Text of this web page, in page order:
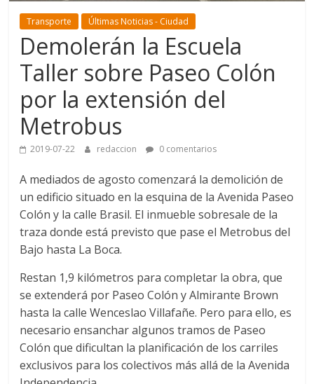
Transporte Últimas Noticias - Ciudad
Demolerán la Escuela
Taller sobre Paseo Colón
por la extensión del
Metrobus
2019-07-22 redaccion 0 comentarios
A mediados de agosto comenzará la demolición de
un edificio situado en la esquina de la Avenida Paseo
Colón y la calle Brasil. El inmueble sobresale de la
traza donde está previsto que pase el Metrobus del
Bajo hasta La Boca.
Restan 1,9 kilómetros para completar la obra, que
se extenderá por Paseo Colón y Almirante Brown
hasta la calle Wenceslao Villafañe. Pero para ello, es
necesario ensanchar algunos tramos de Paseo
Colón que dificultan la planificación de los carriles
exclusivos para los colectivos más allá de la Avenida